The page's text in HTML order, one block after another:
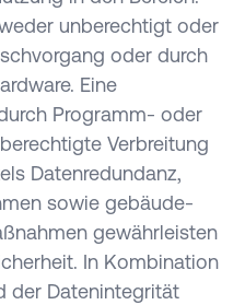
viele
Basis für
einen
sicheren
nachhaltigen
Betrieb.
Gesetzgebung
an die
Ihres
ein
an
Überprüfen
Infrastruktur
und
gewinnen
Sie einen
transparenten
Überblick
Vorschrift
3. Denn
Pflicht ist
unsere
USV-
Wartung
Lifecycle
Management
Maximale
Verfügbarkeit
für Ihre
kritische
unberechtigt oder
oder durch
Eine
Programm- oder
Verbreitung
Datenredundanz,
sowie gebäude-
gewährleisten
In Kombination
der Datenintegrität